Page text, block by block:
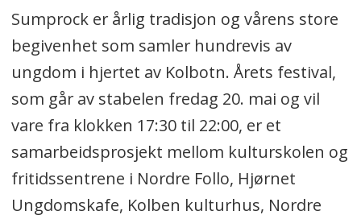
Sumprock er årlig tradisjon og vårens store
begivenhet som samler hundrevis av
ungdom i hjertet av Kolbotn. Årets festival,
som går av stabelen fredag 20. mai og vil
vare fra klokken 17:30 til 22:00, er et
samarbeidsprosjekt mellom kulturskolen og
fritidssentrene i Nordre Follo, Hjørnet
Ungdomskafe, Kolben kulturhus, Nordre